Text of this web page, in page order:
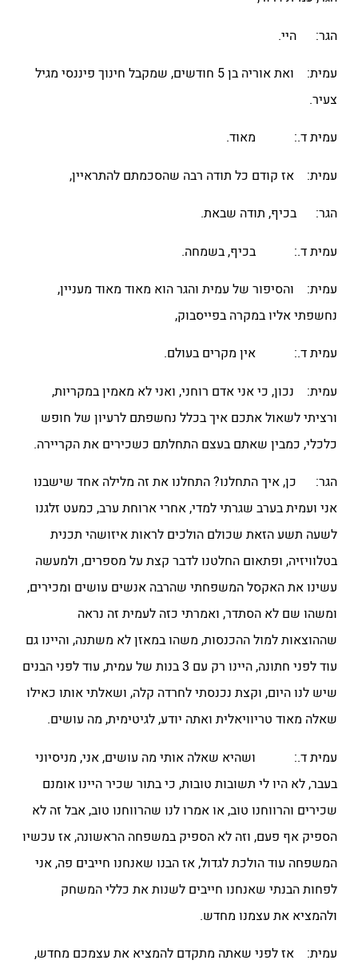
הגר: היי.
עמית: ואת אוריה בן 5 חודשים, שמקבל חינוך פיננסי מגיל
צעיר.
עמית ד.: מאוד.
עמית: אז קודם כל תודה רבה שהסכמתם להתראיין,
הגר: בכיף, תודה שבאת.
עמית ד.: בכיף, בשמחה.
עמית: והסיפור של עמית והגר הוא מאוד מאוד מעניין,
נחשפתי אליו במקרה בפייסבוק,
עמית ד.: אין מקרים בעולם.
עמית: נכון, כי אני אדם רוחני, ואני לא מאמין במקריות,
ורציתי לשאול אתכם איך בכלל נחשפתם לרעיון של חופש
כלכלי, כמבין שאתם בעצם התחלתם כשכירים את הקריירה.
הגר: כן, איך התחלנו? התחלנו את זה מלילה אחד שישבנו
אני ועמית בערב שגרתי למדי, אחרי ארוחת ערב, כמעט זלגנו
לשעה תשע הזאת שכולם הולכים לראות איזושהי תכנית
בטלוויזיה, ופתאום החלטנו לדבר קצת על מספרים, ולמעשה
עשינו את האקסל המשפחתי שהרבה אנשים עושים ומכירים,
ומשהו שם לא הסתדר, ואמרתי כזה לעמית זה נראה
שההוצאות למול ההכנסות, משהו במאזן לא משתנה, והיינו גם
עוד לפני חתונה, היינו רק עם 3 בנות של עמית, עוד לפני הבנים
שיש לנו היום, וקצת נכנסתי לחרדה קלה, ושאלתי אותו כאילו
שאלה מאוד טריוויאלית ואתה יודע, לגיטימית, מה עושים.
עמית ד.: ושהיא שאלה אותי מה עושים, אני, מניסיוני
בעבר, לא היו לי תשובות טובות, כי בתור שכיר היינו אומנם
שכירים והרווחנו טוב, או אמרו לנו שהרווחנו טוב, אבל זה לא
הספיק אף פעם, וזה לא הספיק במשפחה הראשונה, אז עכשיו
המשפחה עוד הולכת לגדול, אז הבנו שאנחנו חייבים פה, אני
לפחות הבנתי שאנחנו חייבים לשנות את כללי המשחק
ולהמציא את עצמנו מחדש.
עמית: אז לפני שאתה מתקדם להמציא את עצמכם מחדש,